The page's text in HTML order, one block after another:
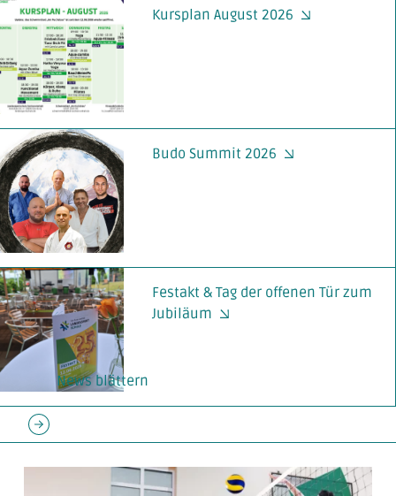
Kursplan August 2026
Budo Summit 2026
Festakt & Tag der offenen Tür zum
Jubiläum
« Ältere
Einträge